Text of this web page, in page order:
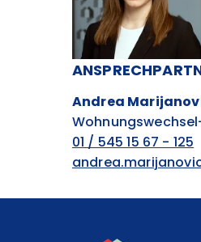
Andrea
01 / 545 15 67 - 125